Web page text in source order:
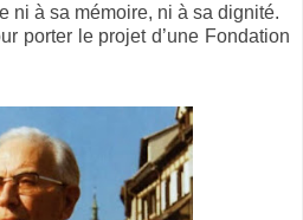
ni à sa mémoire, ni à sa dignité.
porter le projet d’une Fondation